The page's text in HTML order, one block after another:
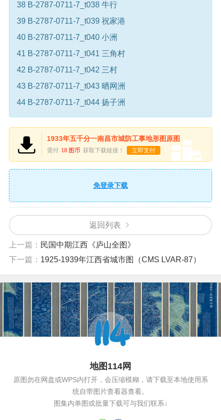
38 B-2787-0711-7_t038 牛行
39 B-2787-0711-7_t039 祝家港
40 B-2787-0711-7_t040 小洲
41 B-2787-0711-7_t041 三角村
42 B-2787-0711-7_t042 三村
43 B-2787-0711-7_t043 晒网洲
44 B-2787-0711-7_t044 扬子洲
1933年五千分一南昌市城防工事地形图原图
需付 18 图币 获取下载链接！ 立即支付
免登录下载
返回列表
上一篇： 民国中期江西《庐山全图》
下一篇： 1925-1939年江西省城市图（CMS LVAR-87）
地图114网
原图勿在网盘或WPS内打开，会压缩模糊，请下载至本地使用系
统自带图片查看器查看。
图集内单图或批量下载可与我们联系↓